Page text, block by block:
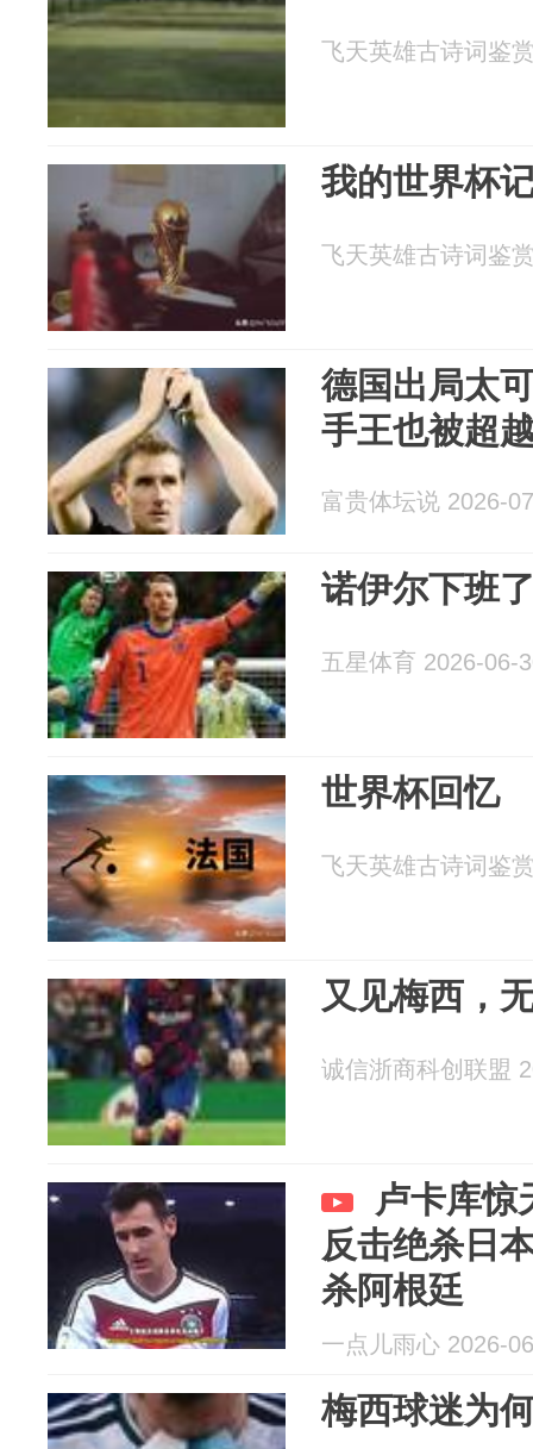
飞天英雄古诗词鉴
我的世界杯
飞天英雄古诗词鉴
德国出局太
手王也被超
富贵体坛说 2026-
诺伊尔下班
五星体育 2026-06-
世界杯回忆
飞天英雄古诗词鉴
又见梅西，
诚信浙商科创联盟
卢卡库惊
反击绝杀日
杀阿根廷
一点儿雨心 2026-
梅西球迷为